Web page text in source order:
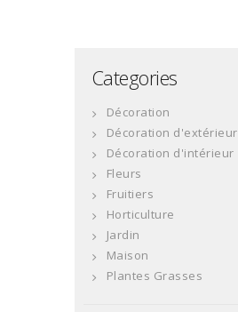
Categories
Décoration
Décoration d'extérieur
Décoration d'intérieur
Fleurs
Fruitiers
Horticulture
Jardin
Maison
Plantes Grasses